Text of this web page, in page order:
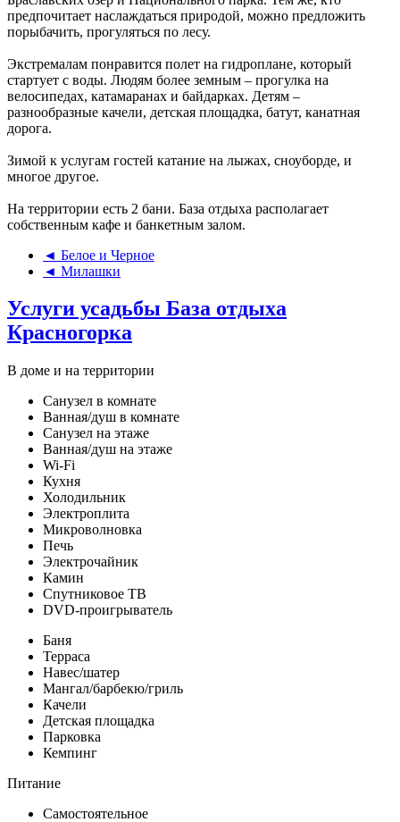
предпочитает наслаждаться природой, можно предложить
порыбачить, прогуляться по лесу.
Экстремалам понравится полет на гидроплане, который
стартует с воды. Людям более земным – прогулка на
велосипедах, катамаранах и байдарках. Детям –
разнообразные качели, детская площадка, батут, канатная
дорога.
Зимой к услугам гостей катание на лыжах, сноуборде, и
многое другое.
На территории есть 2 бани. База отдыха располагает
собственным кафе и банкетным залом.
◄ Белое и Черное
◄ Милашки
Услуги усадьбы База отдыха
Красногорка
В доме и на территории
Санузел в комнате
Ванная/душ в комнате
Санузел на этаже
Ванная/душ на этаже
Wi-Fi
Кухня
Холодильник
Электроплита
Микроволновка
Печь
Электрочайник
Камин
Спутниковое ТВ
DVD-проигрыватель
Баня
Терраса
Навес/шатер
Мангал/барбекю/гриль
Качели
Детская площадка
Парковка
Кемпинг
Питание
Самостоятельное